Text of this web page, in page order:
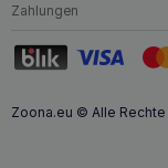
Einnahme von
verbessern und
Zahlungen
Zoona.eu © Alle